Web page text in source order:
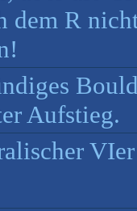
dem R
Aufstieg.